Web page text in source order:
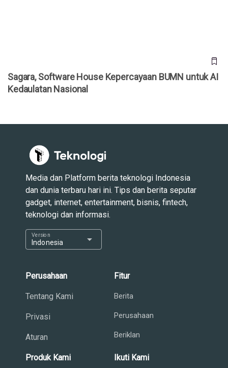
Sagara, Software House Kepercayaan BUMN untuk AI
Kedaulatan Nasional
Media dan Platform berita teknologi Indonesia
dan dunia terbaru hari ini. Tips dan berita seputar
gadget, internet, entertainment, bisnis, fintech,
teknologi dan informasi.
Indonesia
Version arrow_drop_down
Perusahaan
Tentang Kami
Privasi
Aturan
Fitur
Berita
Perusahaan
Beriklan
Produk Kami Ikuti Kami